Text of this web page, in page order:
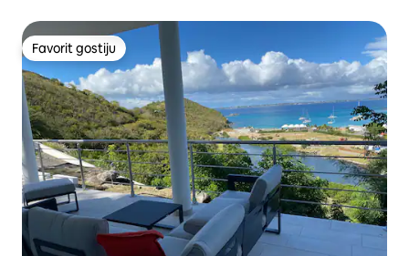
Favorit gostiju
Favorit gostiju